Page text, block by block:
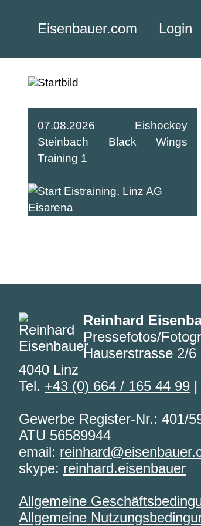
Eisenbauer.com Login
07.08.2026 Eishockey
Steinbach Black Wings
Training 1
Reinhard
Pressefotos/
Hauserstrasse 2/6
4040 Linz
Tel. +43 (0) 664 / 165 44 99 |
Gewerbe Register-Nr.: 401/
ATU 56589944
email:
skype: reinhard.eisenbauer
Allgemeine
Allgemeine